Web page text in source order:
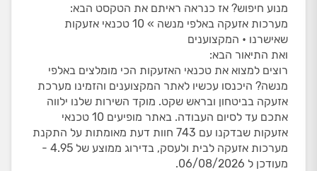
מנוע חיפוש? אז כנראה ראיתם את הטקסט הבא:
מערכות אזעקה באלפי מנשה » 10 טכנאי אזעקות
שאישרנו • המקצוענים
ואת התיאור הבא:
רוצים למצוא את טכנאי האזעקות הכי מומלצים באלפי
מנשה? היכנסו עכשיו לאתר המקצוענים והזמינו מערכת
אזעקה בביטחון ובראש שקט. מוקד השירות שלנו ילווה
אתכם עד לסיום העבודה. באתר מופיעים 10 טכנאי
אזעקות שבדקנו עם 743 חוות דעת מאומתות על התקנת
מערכות אזעקה לבית ולעסק, בדירוג ממוצע של 4.95 -
מעודכן ל 06/08/2026.